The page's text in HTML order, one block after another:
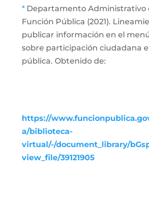
* Departamento Administrativo
Función Pública (2021).
publicar información en el
sobre participación ciudadana
pública. Obtenido de:
https://
a/biblioteca-
virtual/-/document_library/
view_file/39121905